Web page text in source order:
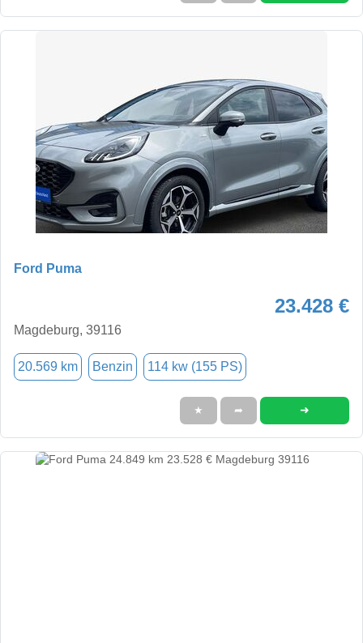
Ford Puma
23.428 €
Magdeburg, 39116
20.569 km Benzin 114 kw (155 PS)
★ ➦ ➜